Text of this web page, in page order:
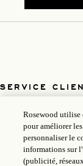
SERVICE
MONDE DE
SUIVRE
Rosewood utilise
pour améliorer
personnaliser le
informations sur
(publicité,